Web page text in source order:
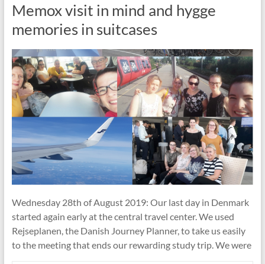
Memox visit in mind and hygge
memories in suitcases
Wednesday 28th of August 2019: Our last day in Denmark
started again early at the central travel center. We used
Rejseplanen, the Danish Journey Planner, to take us easily
to the meeting that ends our rewarding study trip. We were